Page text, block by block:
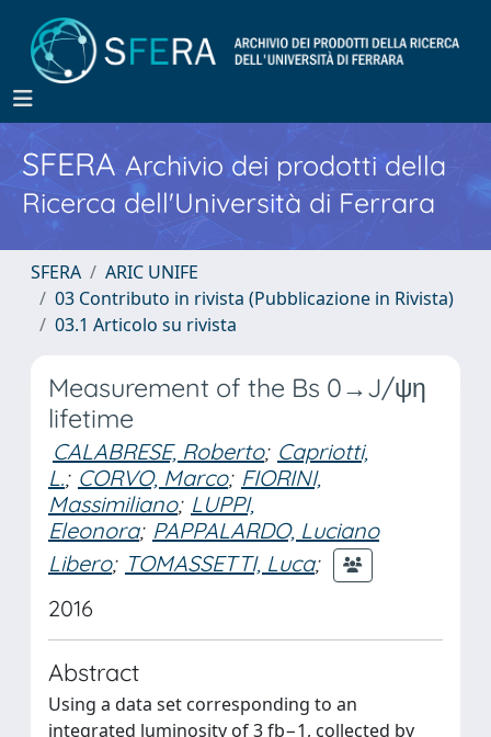
SFERA Archivio dei prodotti della
Ricerca dell'Università di Ferrara
SFERA
ARIC UNIFE
03 Contributo in rivista (Pubblicazione in Rivista)
03.1 Articolo su rivista
Measurement of the Bs 0→J/ψη
lifetime
CALABRESE, Roberto; Capriotti,
L.; CORVO, Marco; FIORINI,
Massimiliano; LUPPI,
Eleonora; PAPPALARDO, Luciano
Libero; TOMASSETTI, Luca;
2016
Abstract
Using a data set corresponding to an
integrated luminosity of 3 fb−1, collected by